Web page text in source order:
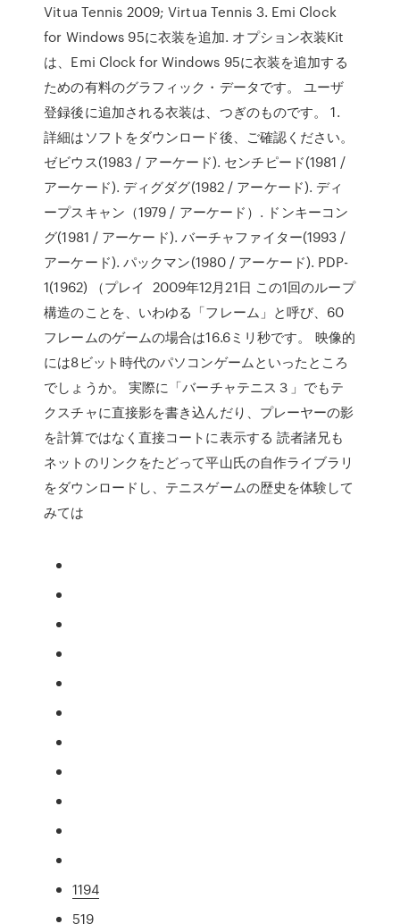
Vitua Tennis 2009; Virtua Tennis 3. Emi Clock
for Windows 95に衣装を追加. オプション衣装Kit
は、Emi Clock for Windows 95に衣装を追加する
ための有料のグラフィック・データです。 ユーザ
登録後に追加される衣装は、つぎのものです。 1.
詳細はソフトをダウンロード後、ご確認ください。
ゼビウス(1983 / アーケード). センチピード(1981 /
アーケード). ディグダグ(1982 / アーケード). ディ
ープスキャン（1979 / アーケード）. ドンキーコン
グ(1981 / アーケード). バーチャファイター(1993 /
アーケード). パックマン(1980 / アーケード). PDP-
1(1962) （プレイ 2009年12月21日 この1回のループ
構造のことを、いわゆる「フレーム」と呼び、60
フレームのゲームの場合は16.6ミリ秒です。 映像的
には8ビット時代のパソコンゲームといったところ
でしょうか。 実際に「バーチャテニス３」でもテ
クスチャに直接影を書き込んだり、プレーヤーの影
を計算ではなく直接コートに表示する 読者諸兄も
ネットのリンクをたどって平山氏の自作ライブラリ
をダウンロードし、テニスゲームの歴史を体験して
みては
1194
519